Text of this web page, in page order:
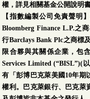
權，詳見相關基金公開說明書
【指數編製公司免責聲明
Bloomberg Finance L.P.之
行Barclays Bank Plc之商標
限合夥與其關係企業，包
Services Limited (“BISL”)(
有「彭博巴克萊美國10年期
權利。巴克萊銀行、巴克萊